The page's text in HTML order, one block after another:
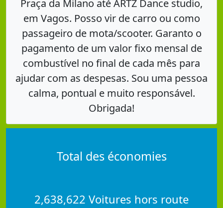
Praça da Milano até ARTZ Dance studio,
em Vagos. Posso vir de carro ou como
passageiro de mota/scooter. Garanto o
pagamento de um valor fixo mensal de
combustível no final de cada mês para
ajudar com as despesas. Sou uma pessoa
calma, pontual e muito responsável.
Obrigada!
Total des économies
2,638,622 Voitures hors route